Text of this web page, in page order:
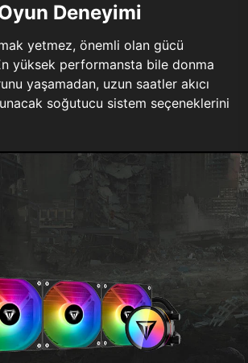
Deneyimi
yetmez, önemli olan gücü
yüksek performansta bile donma
yaşamadan, uzun saatler akıcı
soğutucu sistem seçeneklerini